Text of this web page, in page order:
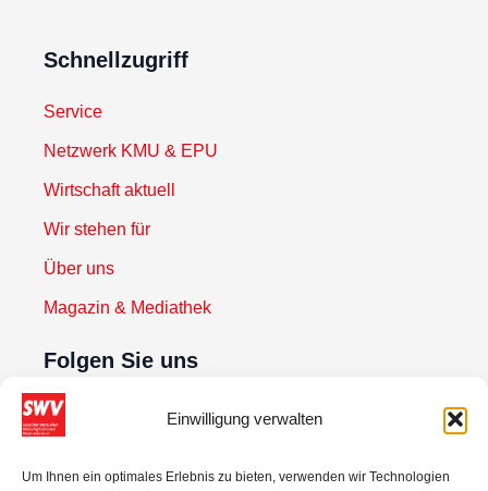
Einwilligung verwalten
Um Ihnen ein optimales Erlebnis zu bieten, verwenden wir Technologien
Schnellzugriff
Service
Netzwerk KMU & EPU
Wirtschaft aktuell
Wir stehen für
Über uns
Magazin & Mediathek
Folgen Sie uns
Newsletter abonnieren